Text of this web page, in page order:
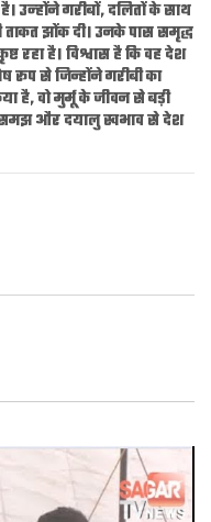
उन्‍होंने गरीबों, दलितों के साथ
झोंक दी। उनके पास समृद्ध
रहा है। विश्वास है कि वह देश
रूप से जिन्होंने गरीबी का
है, वो मुर्मू के जीवन से बड़ी
समझ और दयालु स्वभाव से देश